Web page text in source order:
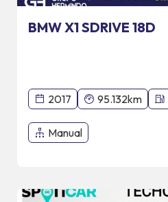
BMW X1 SDRIVE 18D
2017 95.132km
Manual